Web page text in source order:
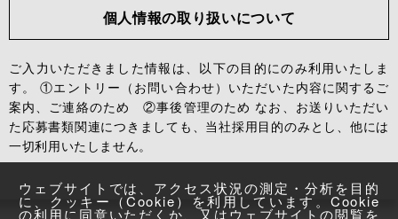
個人情報の取り扱いについて
ご入力いただきました情報は、以下の目的にのみ利用いたしま
す。 ①エントリー（お問い合わせ）いただいた内容に関するご
案内、ご連絡のため ②事後管理のため なお、お送りいただい
た応募書類関連につきましても、当社採用目的のみとし、他には
一切利用いたしません。
ウェブサイトでは、アクセス状況の測定・分析を目的
に、クッキー（Cookie）を利用しています。Cookie
の利用に同意いただくか、又はウェブサイトの閲覧を